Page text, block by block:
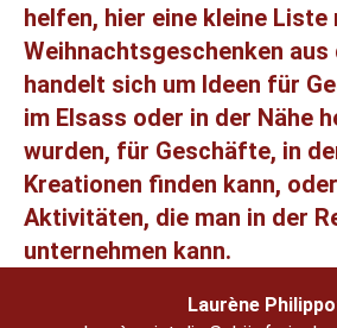
helfen, hier eine kleine Liste
Weihnachtsgeschenken aus
handelt sich um Ideen für
im Elsass oder in der Nähe
wurden, für Geschäfte, in
Kreationen finden kann,
Aktivitäten, die man in der
unternehmen kann.
Laurène